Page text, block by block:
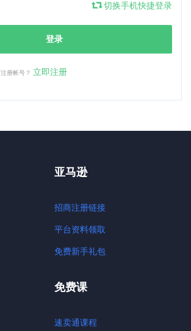
切换手机快捷登录
登录
册帐号？ 立即注册
亚马逊
招商注册链接
平台资料领取
免费新手礼包
免费课
速卖通课程